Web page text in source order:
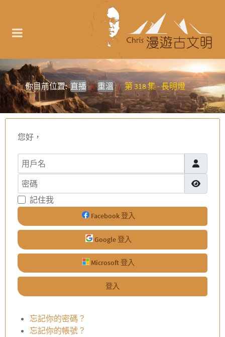
你目前位置:直播 重溫 第 318 集 - 長明燈
您好，
用戶名
密碼
顯示密碼
記住我
Facebook 登入
Google 登入
Microsoft 登入
登入
忘記你的密碼？
忘記你的帳號？